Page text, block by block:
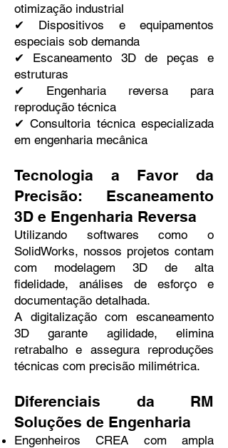
otimização industrial
✔ Dispositivos e equipamentos
especiais sob demanda
✔ Escaneamento 3D de peças e
estruturas
✔ Engenharia reversa para
reprodução técnica
✔ Consultoria técnica especializada
em engenharia mecânica
Tecnologia a Favor da
Precisão: Escaneamento
3D e Engenharia Reversa
Utilizando softwares como o
SolidWorks, nossos projetos contam
com modelagem 3D de alta
fidelidade, análises de esforço e
documentação detalhada.
A digitalização com escaneamento
3D garante agilidade, elimina
retrabalho e assegura reproduções
técnicas com precisão milimétrica.
Diferenciais da RM
Soluções de Engenharia
Engenheiros CREA com ampla